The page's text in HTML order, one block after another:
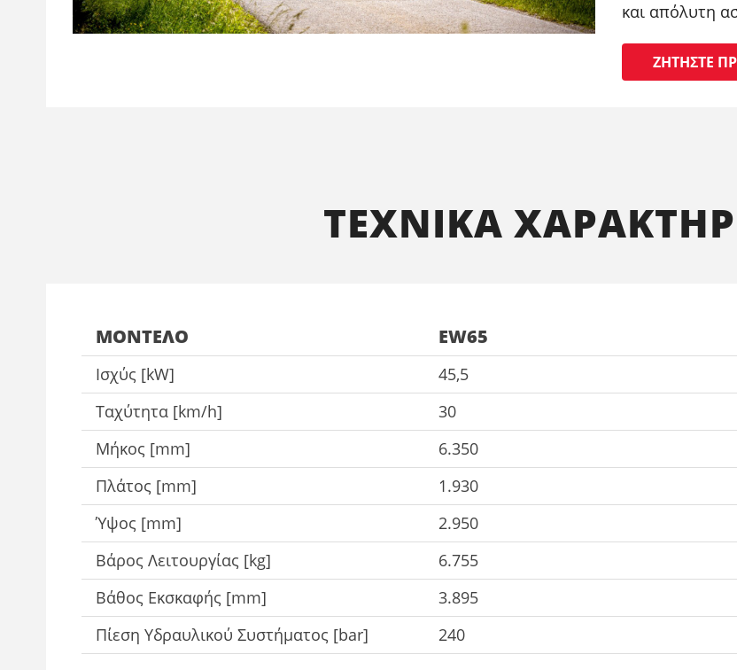
και απόλυτη
ΖΗΤΉΣΤΕ
ΤΕΧΝΙΚΑ
ΜΟΝΤΈΛΟ
Ισχύς [kW]
Ταχύτητα [km/h]
Μήκος [mm]
Πλάτος [mm]
Ύψος [mm]
Βάρος Λειτουργίας [kg]
Βάθος Εκσκαφής [mm]
Πίεση Υδραυλικού Συστήματος [bar]
EW65
45,5
30
6.350
1.930
2.950
6.755
3.895
240